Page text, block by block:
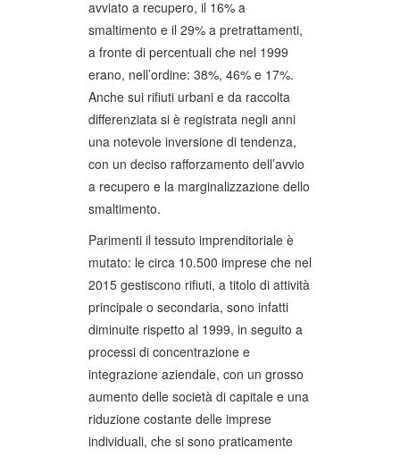
avviato a recupero, il 16% a
smaltimento e il 29% a pretrattamenti,
a fronte di percentuali che nel 1999
erano, nell’ordine: 38%, 46% e 17%.
Anche sui rifiuti urbani e da raccolta
differenziata si è registrata negli anni
una notevole inversione di tendenza,
con un deciso rafforzamento dell’avvio
a recupero e la marginalizzazione dello
smaltimento.
Parimenti il tessuto imprenditoriale è
mutato: le circa 10.500 imprese che nel
2015 gestiscono rifiuti, a titolo di attività
principale o secondaria, sono infatti
diminuite rispetto al 1999, in seguito a
processi di concentrazione e
integrazione aziendale, con un grosso
aumento delle società di capitale e una
riduzione costante delle imprese
individuali, che si sono praticamente